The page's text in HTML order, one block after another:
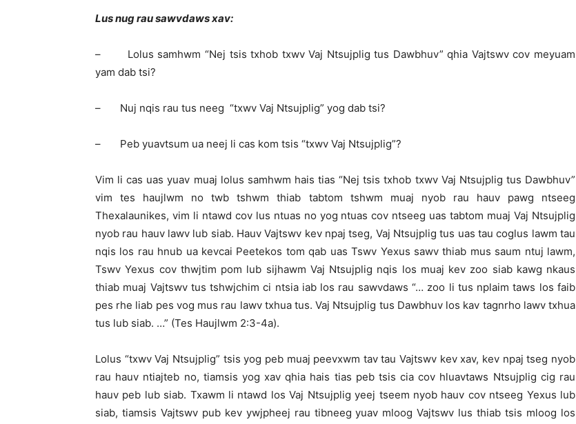
Lus nug rau sawvdaws xav:
– Lolus samhwm “Nej tsis txhob txwv Vaj Ntsujplig tus Dawbhuv” qhia Vajtswv cov meyuam
yam dab tsi?
– Nuj nqis rau tus neeg “txwv Vaj Ntsujplig” yog dab tsi?
– Peb yuavtsum ua neej li cas kom tsis “txwv Vaj Ntsujplig”?
Vim li cas uas yuav muaj lolus samhwm hais tias “Nej tsis txhob txwv Vaj Ntsujplig tus Dawbhuv”
vim tes haujlwm no twb tshwm thiab tabtom tshwm muaj nyob rau hauv pawg ntseeg
Thexalaunikes, vim li ntawd cov lus ntuas no yog ntuas cov ntseeg uas tabtom muaj Vaj Ntsujplig
nyob rau hauv lawv lub siab. Hauv Vajtswv kev npaj tseg, Vaj Ntsujplig tus uas tau coglus lawm tau
nqis los rau hnub ua kevcai Peetekos tom qab uas Tswv Yexus sawv thiab mus saum ntuj lawm,
Tswv Yexus cov thwjtim pom lub sijhawm Vaj Ntsujplig nqis los muaj kev zoo siab kawg nkaus
thiab muaj Vajtswv tus tshwjchim ci ntsia iab los rau sawvdaws “… zoo li tus nplaim taws los faib
pes rhe liab pes vog mus rau lawv txhua tus. Vaj Ntsujplig tus Dawbhuv los kav tagnrho lawv txhua
tus lub siab. …” (Tes Haujlwm 2:3-4a).
Lolus “txwv Vaj Ntsujplig” tsis yog peb muaj peevxwm tav tau Vajtswv kev xav, kev npaj tseg nyob
rau hauv ntiajteb no, tiamsis yog xav qhia hais tias peb tsis cia cov hluavtaws Ntsujplig cig rau
hauv peb lub siab. Txawm li ntawd los Vaj Ntsujplig yeej tseem nyob hauv cov ntseeg Yexus lub
siab, tiamsis Vajtswv pub kev ywjpheej rau tibneeg yuav mloog Vajtswv lus thiab tsis mloog los